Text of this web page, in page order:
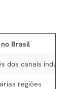
Brasil
dos canais
regiões